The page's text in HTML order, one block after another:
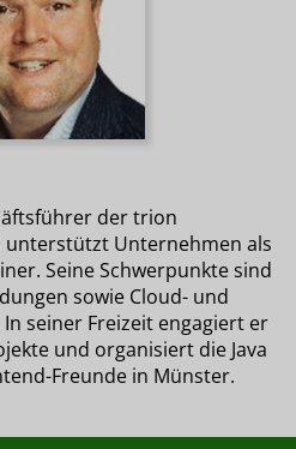
der trion
Unternehmen als
Seine Schwerpunkte sind
sowie Cloud- und
seiner Freizeit engagiert er
und organisiert die Java
Freunde in Münster.